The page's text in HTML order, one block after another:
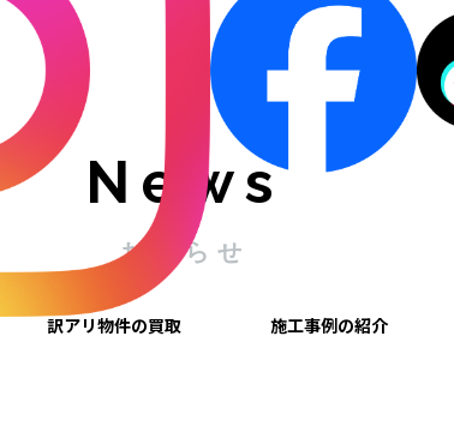
訳アリ物件の買取 施工事例の紹介
News
お知らせ